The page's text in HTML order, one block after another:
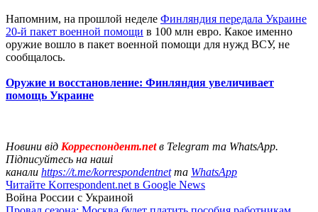
Напомним, на прошлой неделе Финляндия передала Украине
20-й пакет военной помощи в 100 млн евро. Какое именно
оружие вошло в пакет военной помощи для нужд ВСУ, не
сообщалось.
Оружие и восстановление: Финляндия увеличивает
помощь Украине
Новини від Корреспондент.netв Telegram та WhatsApp.
Підписуйтесь на наші
канали https://t.me/korrespondentnetта WhatsApp
Читайте Korrespondent.net в Google News
Война России с Украиной